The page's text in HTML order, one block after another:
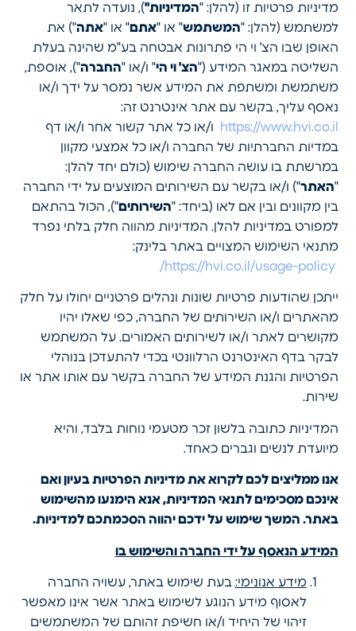
מדיניות פרטיות זו (להלן: "המדיניות"), נועדה לתאר
למשתמש (להלן: "המשתמש" או "אתם" או "אתה") את
האופן שבו הצ' וי הי פתרונות אבטחה בע"מ שהינה בעלת
השליטה במאגר המידע ("הצ' וי הי" ו/או "החברה"), אוספת,
משתמשת ומשתפת את המידע אשר נמסר על ידך ו/או
נאסף עליך, בקשר עם אתר אינטרנט זה:
https://www.hvi.co.il
ו/או כל אתר קשור אחר ו/או דף
במדיות החברתיות של החברה ו/או כל אמצעי מקוון
במרשתת בו עושה החברה שימוש (כולם יחד להלן:
"האתר") ו/או בקשר עם השירותים המוצעים על ידי החברה
בין מקוונים ובין אם לאו (ביחד: "השירותים"), הכול בהתאם
למפורט במדיניות להלן. המדיניות מהווה חלק בלתי נפרד
מתנאי השימוש המצויים באתר בלינק:
https://hvi.co.il/usage-policy/
ייתכן שהודעות פרטיות שונות ונהלים פרטניים יחולו על חלק
מהאתרים ו/או השירותים של החברה, כפי שאלו יהיו
מקושרים לאתר ו/או לשירותים האמורים. על המשתמש
לבקר בדף האינטרנט הרלוונטי בכדי להתעדכן בנוהלי
הפרטיות והגנת המידע של החברה בקשר עם אותו אתר או
שירות.
המדיניות כתובה בלשון זכר מטעמי נוחות בלבד, והיא
מיועדת לנשים וגברים כאחד.
אנו ממליצים לכם לקרוא את מדיניות הפרטיות בעיון ואם
אינכם מסכימים לתנאי המדיניות, אנא הימנעו מהשימוש
באתר. המשך שימוש על ידכם יהווה הסכמתכם למדיניות.
המידע הנאסף על ידי החברה והשימוש בו
מידע אנונימי: בעת שימוש באתר, עשויה החברה
לאסוף מידע הנוגע לשימוש באתר אשר אינו מאפשר
זיהוי של היחיד ו/או חשיפת זהותם של המשתמשים